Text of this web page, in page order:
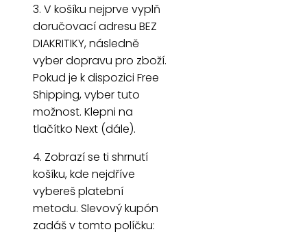
3. V košíku nejprve vyplň
doručovací adresu BEZ
DIAKRITIKY, následně
vyber dopravu pro zboží.
Pokud je k dispozici Free
Shipping, vyber tuto
možnost. Klepni na
tlačítko Next (dále).
4. Zobrazí se ti shrnutí
košíku, kde nejdříve
vybereš platební
metodu. Slevový kupón
zadáš v tomto políčku: